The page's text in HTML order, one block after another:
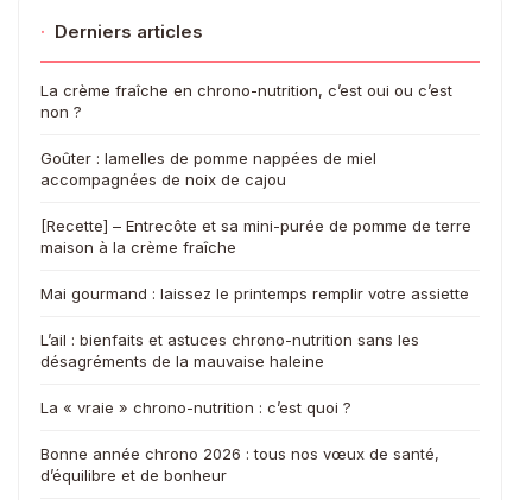
· Derniers articles
La crème fraîche en chrono-nutrition, c’est oui ou c’est
non ?
Goûter : lamelles de pomme nappées de miel
accompagnées de noix de cajou
[Recette] – Entrecôte et sa mini-purée de pomme de terre
maison à la crème fraîche
Mai gourmand : laissez le printemps remplir votre assiette
L’ail : bienfaits et astuces chrono-nutrition sans les
désagréments de la mauvaise haleine
La « vraie » chrono-nutrition : c’est quoi ?
Bonne année chrono 2026 : tous nos vœux de santé,
d’équilibre et de bonheur